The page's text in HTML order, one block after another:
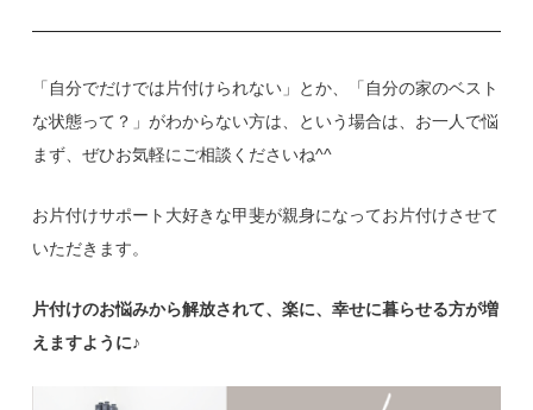
「自分でだけでは片付けられない」とか、「自分の家のベスト
な状態って？」がわからない方は、という場合は、お一人で悩
まず、ぜひお気軽にご相談くださいね^^
お片付けサポート大好きな甲斐が親身になってお片付けさせて
いただきます。
片付けのお悩みから解放されて、楽に、幸せに暮らせる方が増
えますように♪